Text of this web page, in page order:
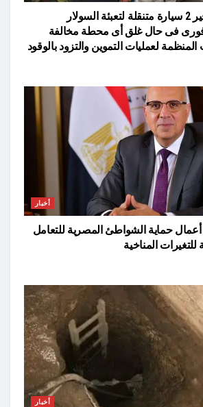
محافظ أسوان : توفير 2 سيارة متنقلة لتعبئة السولار
فى حال غلق أى محطة مخالفة
لعمليات التموين والتزود بالوقود
أخبار
أعمال حماية الشواطئ المصرية للتعامل
للتغيرات المناخية
أخبار